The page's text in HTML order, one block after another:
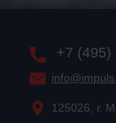
+7 (495)
125026, г.